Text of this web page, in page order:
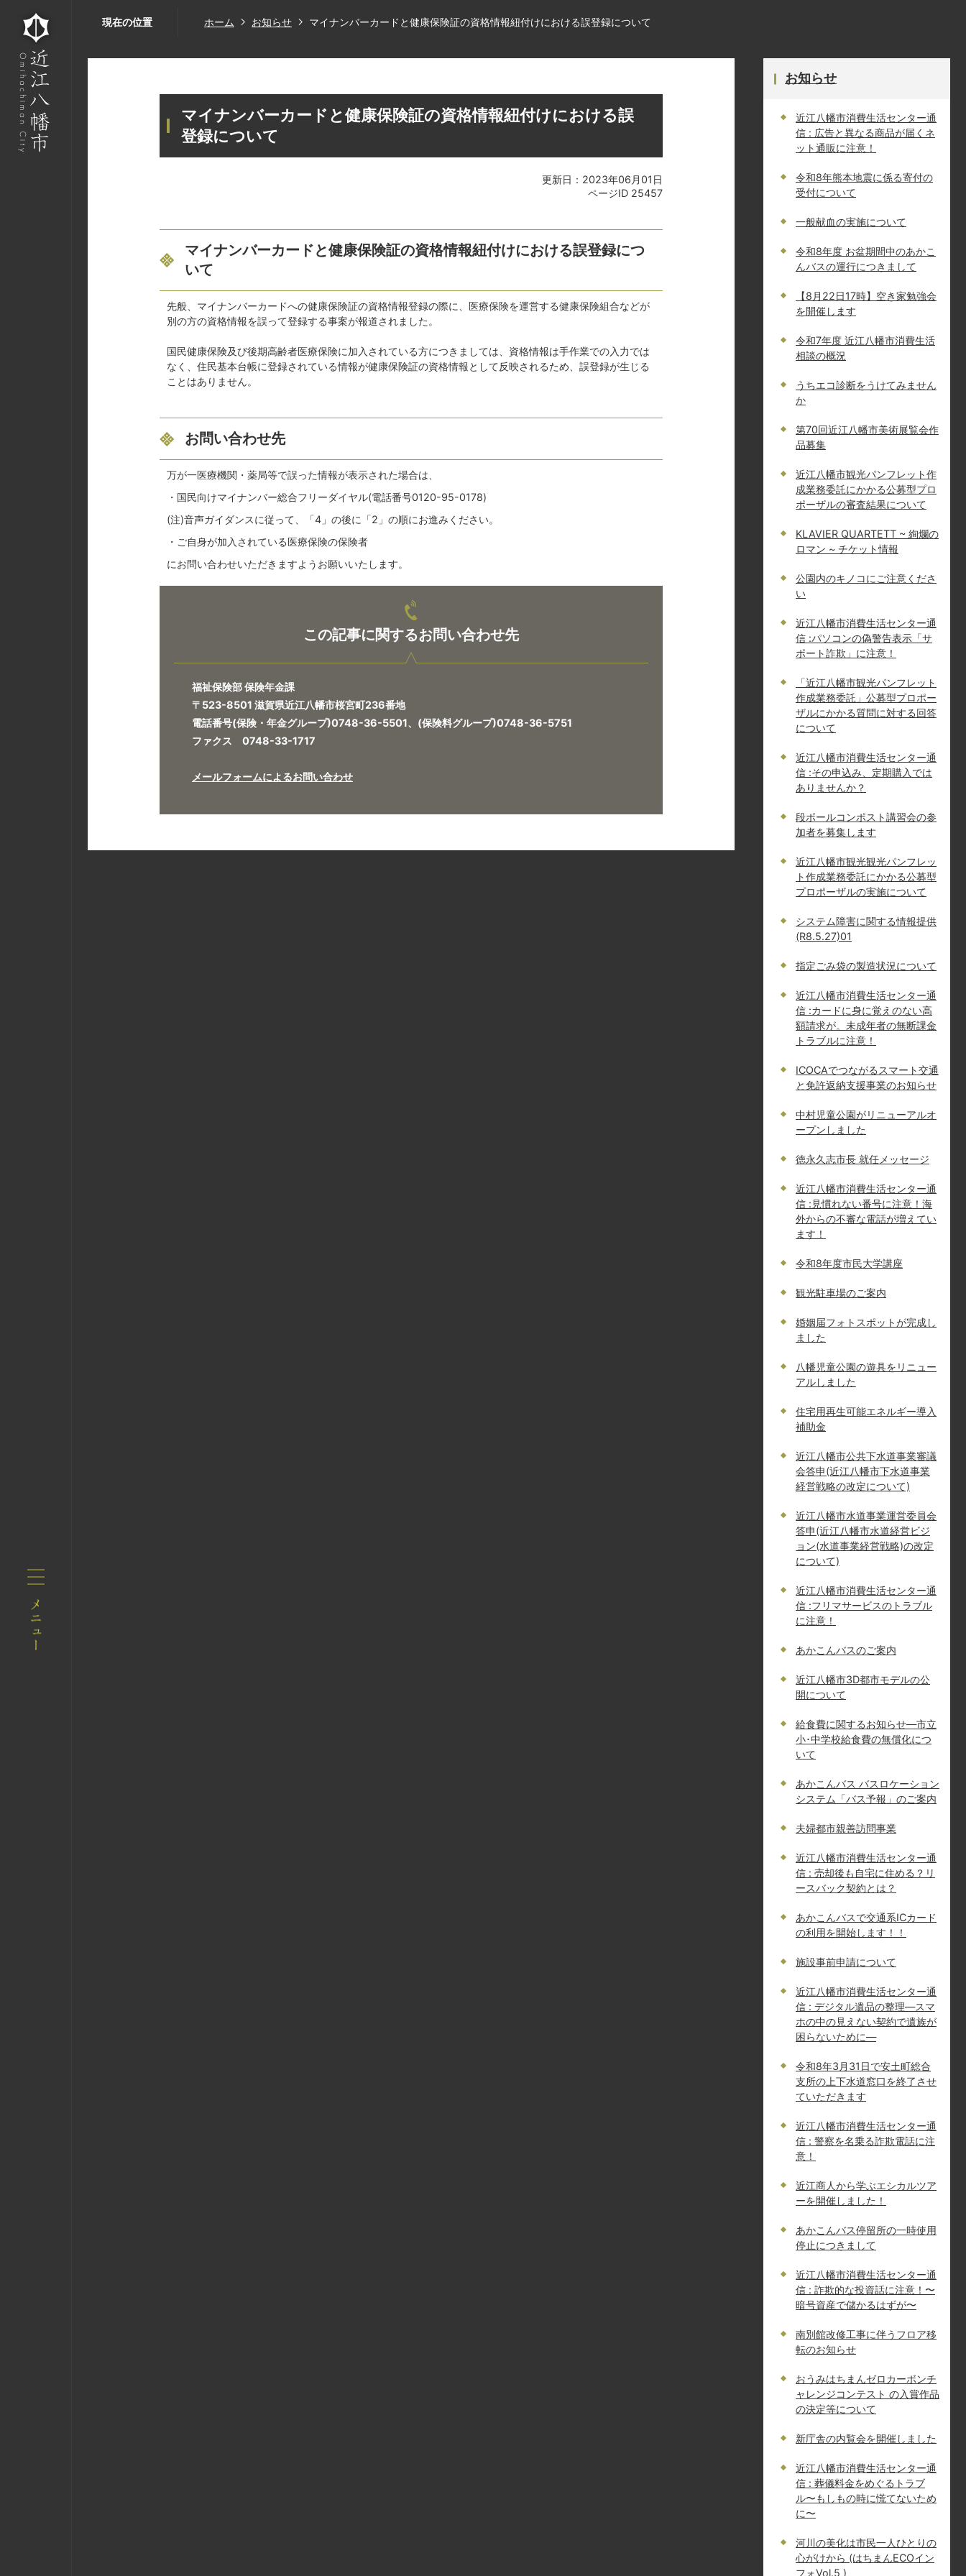
現在の位置 ホーム お知らせ マイナンバーカードと健康保険証の資格情報紐付けにおける誤登録について
マイナンバーカードと健康保険証の資格情報紐付けにおける誤
登録について
更新日：2023年06月01日
ページID 25457
マイナンバーカードと健康保険証の資格情報紐付けにおける誤登録につ
いて
先般、マイナンバーカードへの健康保険証の資格情報登録の際に、医療保険を運営する健康保険組合などが
別の方の資格情報を誤って登録する事案が報道されました。
国民健康保険及び後期高齢者医療保険に加入されている方につきましては、資格情報は手作業での入力では
なく、住民基本台帳に登録されている情報が健康保険証の資格情報として反映されるため、誤登録が生じる
ことはありません。
お問い合わせ先
万が一医療機関・薬局等で誤った情報が表示された場合は、
・国民向けマイナンバー総合フリーダイヤル(電話番号0120-95-0178)
(注)音声ガイダンスに従って、「4」の後に「2」の順にお進みください。
・ご自身が加入されている医療保険の保険者
にお問い合わせいただきますようお願いいたします。
この記事に関するお問い合わせ先
福祉保険部 保険年金課
〒523-8501 滋賀県近江八幡市桜宮町236番地
電話番号(保険・年金グループ)0748-36-5501、(保険料グループ)0748-36-5751
ファクス 0748-33-1717
メールフォームによるお問い合わせ
お知らせ
近江八幡市消費生活センター通
信 : 広告と異なる商品が届くネ
ット通販に注意！
令和8年熊本地震に係る寄付の
受付について
一般献血の実施について
令和8年度 お盆期間中のあかこ
んバスの運行につきまして
【8月22日17時】空き家勉強会
を開催します
令和7年度 近江八幡市消費生活
相談の概況
うちエコ診断をうけてみません
か
第70回近江八幡市美術展覧会作
品募集
近江八幡市観光パンフレット作
成業務委託にかかる公募型プロ
ポーザルの審査結果について
KLAVIER QUARTETT ~ 絢爛の
ロマン ~ チケット情報
公園内のキノコにご注意くださ
い
近江八幡市消費生活センター通
信 :パソコンの偽警告表示「サ
ポート詐欺」に注意！
「近江八幡市観光パンフレット
作成業務委託」公募型プロポー
ザルにかかる質問に対する回答
について
近江八幡市消費生活センター通
信 :その申込み、定期購入では
ありませんか？
段ボールコンポスト講習会の参
加者を募集します
近江八幡市観光観光パンフレッ
ト作成業務委託にかかる公募型
プロポーザルの実施について
システム障害に関する情報提供
(R8.5.27)01
指定ごみ袋の製造状況について
近江八幡市消費生活センター通
信 :カードに身に覚えのない高
額請求が。未成年者の無断課金
トラブルに注意！
ICOCAでつながるスマート交通
と免許返納支援事業のお知らせ
中村児童公園がリニューアルオ
ープンしました
徳永久志市長 就任メッセージ
近江八幡市消費生活センター通
信 :見慣れない番号に注意！海
外からの不審な電話が増えてい
ます！
令和8年度市民大学講座
観光駐車場のご案内
婚姻届フォトスポットが完成し
ました
八幡児童公園の遊具をリニュー
アルしました
住宅用再生可能エネルギー導入
補助金
近江八幡市公共下水道事業審議
会答申(近江八幡市下水道事業
経営戦略の改定について)
近江八幡市水道事業運営委員会
答申(近江八幡市水道経営ビジ
ョン(水道事業経営戦略)の改定
について)
近江八幡市消費生活センター通
信 :フリマサービスのトラブル
に注意！
あかこんバスのご案内
近江八幡市3D都市モデルの公
開について
給食費に関するお知らせ—市立
小･中学校給食費の無償化につ
いて
あかこんバス バスロケーション
システム「バス予報」のご案内
夫婦都市親善訪問事業
近江八幡市消費生活センター通
信 : 売却後も自宅に住める？リ
ースバック契約とは？
あかこんバスで交通系ICカード
の利用を開始します！！
施設事前申請について
近江八幡市消費生活センター通
信 : デジタル遺品の整理―スマ
ホの中の見えない契約で遺族が
困らないために―
令和8年3月31日で安土町総合
支所の上下水道窓口を終了させ
ていただきます
近江八幡市消費生活センター通
信 : 警察を名乗る詐欺電話に注
意！
近江商人から学ぶエシカルツア
ーを開催しました！
あかこんバス停留所の一時使用
停止につきまして
近江八幡市消費生活センター通
信 : 詐欺的な投資話に注意！〜
暗号資産で儲かるはずが〜
南別館改修工事に伴うフロア移
転のお知らせ
おうみはちまんゼロカーボンチ
ャレンジコンテスト の入賞作品
の決定等について
新庁舎の内覧会を開催しました
近江八幡市消費生活センター通
信 : 葬儀料金をめぐるトラブ
ル〜もしもの時に慌てないため
に〜
河川の美化は市民一人ひとりの
心がけから (はちまんECOイン
フォVol.5 )